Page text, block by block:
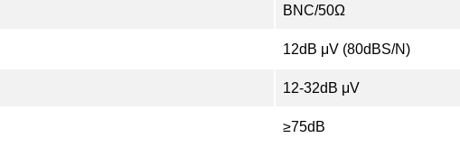
BNC/50Ω
12dB μV (80dBS/N)
12-32dB μV
≥75dB